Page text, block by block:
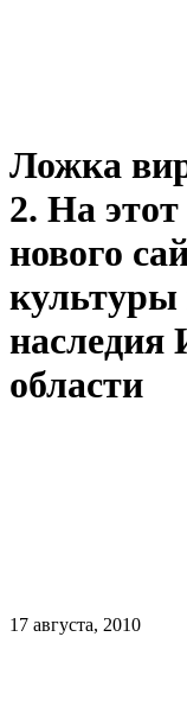
Ложка
2. На
нового
культуры
наследия
области
17 августа, 2010